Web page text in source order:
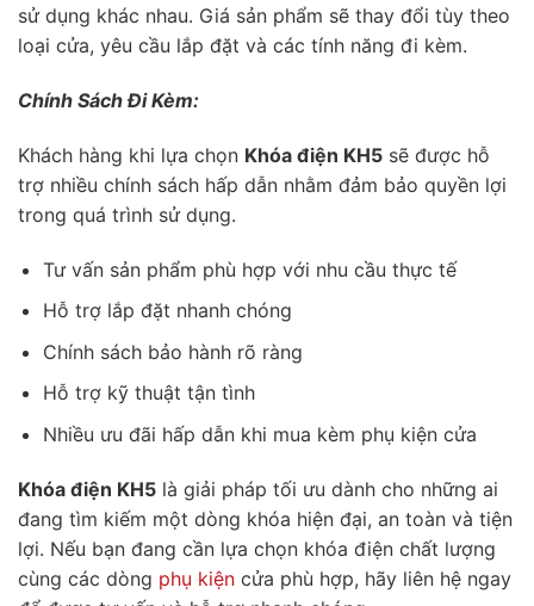
sử dụng khác nhau. Giá sản phẩm sẽ thay đổi tùy theo
loại cửa, yêu cầu lắp đặt và các tính năng đi kèm.
Chính Sách Đi Kèm:
Khách hàng khi lựa chọn Khóa điện KH5 sẽ được hỗ
trợ nhiều chính sách hấp dẫn nhằm đảm bảo quyền lợi
trong quá trình sử dụng.
Tư vấn sản phẩm phù hợp với nhu cầu thực tế
Hỗ trợ lắp đặt nhanh chóng
Chính sách bảo hành rõ ràng
Hỗ trợ kỹ thuật tận tình
Nhiều ưu đãi hấp dẫn khi mua kèm phụ kiện cửa
Khóa điện KH5 là giải pháp tối ưu dành cho những ai
đang tìm kiếm một dòng khóa hiện đại, an toàn và tiện
lợi. Nếu bạn đang cần lựa chọn khóa điện chất lượng
cùng các dòng phụ kiện cửa phù hợp, hãy liên hệ ngay